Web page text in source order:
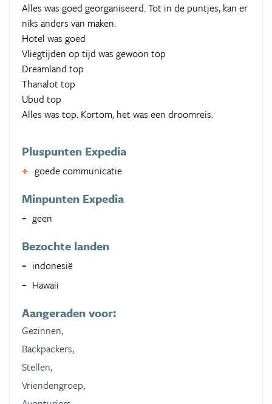
Alles was goed georganiseerd. Tot in de puntjes, kan er
niks anders van maken.
Hotel was goed
Vliegtijden op tijd was gewoon top
Dreamland top
Thanalot top
Ubud top
Alles was top. Kortom, het was een droomreis.
Pluspunten Expedia
goede communicatie
Minpunten Expedia
geen
Bezochte landen
indonesië
Hawaii
Aangeraden voor:
Gezinnen,
Backpackers,
Stellen,
Vriendengroep,